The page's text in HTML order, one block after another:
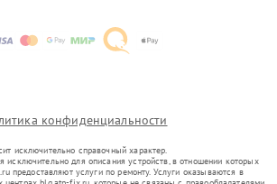
конфиденциальности
исключительно справочный характер.
исключительно для описания устройств, в отношении которых
предоставляют услуги по ремонту. Услуги оказываются в